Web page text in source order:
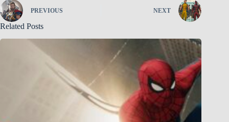
PREVIOUS NEXT
Related Posts